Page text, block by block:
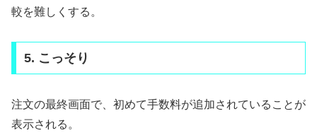
較を難しくする。
5. こっそり
注文の最終画面で、初めて手数料が追加されていることが
表示される。